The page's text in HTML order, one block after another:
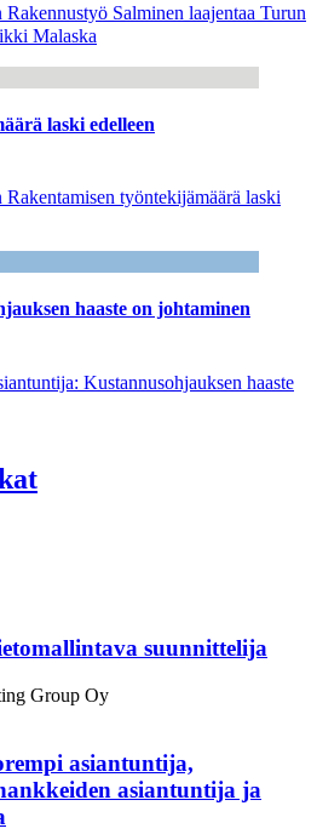
Salminen laajentaa Turun
Malaska
laski edelleen
työntekijämäärä laski
haaste on johtaminen
Kustannusohjauksen haaste
suunnittelija
Group Oy
asiantuntija,
asiantuntija ja